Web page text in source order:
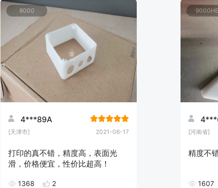
8000
4***89A
[天津市] 2021-06-17
打印的真不错，精度高，表面光
滑，价格便宜，性价比超高！
1368 2
9000HE
[河南省]
1607